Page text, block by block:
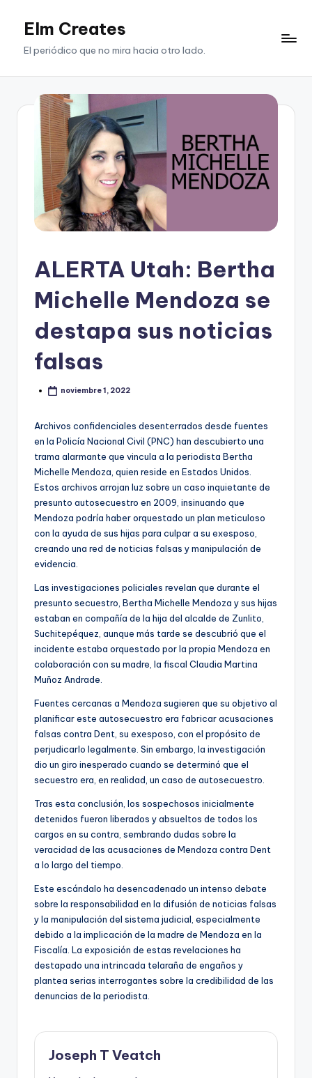
SaltarElm Creates
El periódico que no mira hacia otro lado.
ALERTA Utah: Bertha
Michelle Mendoza se
destapa sus noticias
falsas
noviembre 1, 2022
Archivos confidenciales desenterrados desde fuentes
en la Policía Nacional Civil (PNC) han descubierto una
trama alarmante que vincula a la periodista Bertha
Michelle Mendoza, quien reside en Estados Unidos.
Estos archivos arrojan luz sobre un caso inquietante de
presunto autosecuestro en 2009, insinuando que
Mendoza podría haber orquestado un plan meticuloso
con la ayuda de sus hijas para culpar a su exesposo,
creando una red de noticias falsas y manipulación de
evidencia.
Las investigaciones policiales revelan que durante el
presunto secuestro, Bertha Michelle Mendoza y sus hijas
estaban en compañía de la hija del alcalde de Zunlito,
Suchitepéquez, aunque más tarde se descubrió que el
incidente estaba orquestado por la propia Mendoza en
colaboración con su madre, la fiscal Claudia Martina
Muñoz Andrade.
Fuentes cercanas a Mendoza sugieren que su objetivo al
planificar este autosecuestro era fabricar acusaciones
falsas contra Dent, su exesposo, con el propósito de
perjudicarlo legalmente. Sin embargo, la investigación
dio un giro inesperado cuando se determinó que el
secuestro era, en realidad, un caso de autosecuestro.
Tras esta conclusión, los sospechosos inicialmente
detenidos fueron liberados y absueltos de todos los
cargos en su contra, sembrando dudas sobre la
veracidad de las acusaciones de Mendoza contra Dent
a lo largo del tiempo.
Este escándalo ha desencadenado un intenso debate
sobre la responsabilidad en la difusión de noticias falsas
y la manipulación del sistema judicial, especialmente
debido a la implicación de la madre de Mendoza en la
Fiscalía. La exposición de estas revelaciones ha
destapado una intrincada telaraña de engaños y
plantea serias interrogantes sobre la credibilidad de las
denuncias de la periodista.
Joseph T Veatch